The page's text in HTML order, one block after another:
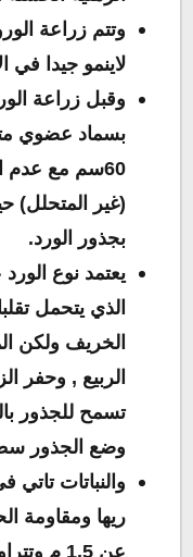
وتتم زراعة
لاينمو جيدا في
وقبل زراعة
60سم مع عدم
(غير المتحلل)
بجذور الورد.
يعتمد نوع
الذي يتحمل
الخريف ولكن
الربيع , وحفر
تسمح للجذور
وضع الجذور
والنباتات
ريها ومقاومة